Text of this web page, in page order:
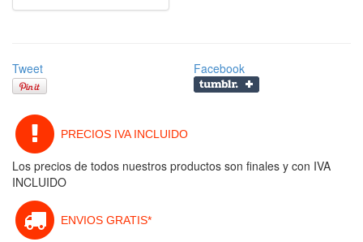
Tweet Facebook
PRECIOS IVA INCLUIDO
Los precios de todos nuestros productos son finales y con IVA
INCLUIDO
ENVIOS GRATIS*